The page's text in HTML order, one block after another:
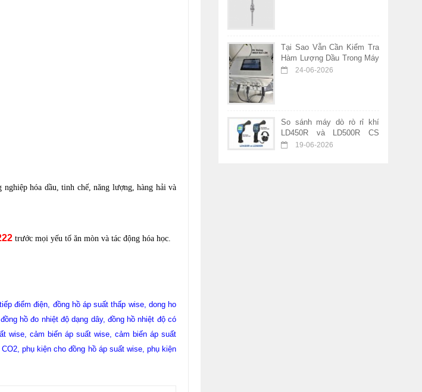
hóa dầu, tinh chế, năng lượng, hàng hải và
trước mọi yếu tố ăn mòn và tác động hóa học.
điểm điện, đồng hồ áp suất thấp wise, dong ho
đồng hồ đo nhiệt độ dạng dây, đồng hồ nhiệt độ có
wise, cảm biến áp suất wise, cảm biến áp suất
,phụ kiện cho đồng hồ áp suất wise, phụ kiện
Tại Sao Vẫn Cần Kiểm Tra
Hàm Lượng Dầu Trong Máy
Nén Khí Không Dầu?
24-06-2026
So sánh máy dò rò rỉ khí
LD450R và LD500R CS
Instruments – Nên chọn
19-06-2026